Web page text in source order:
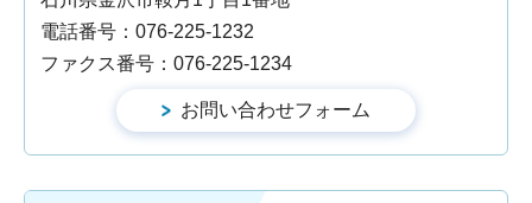
電話番号：076-225-1232
ファクス番号：076-225-1234